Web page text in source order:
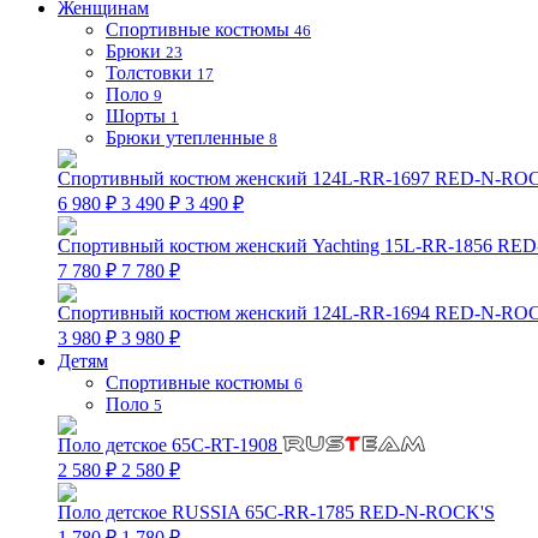
Женщинам
Спортивные костюмы 46
Брюки 23
Толстовки 17
Поло 9
Шорты 1
Брюки утепленные 8
Спортивный костюм женский 124L-RR-1697 RED-N-
6 980 ₽ 3 490 ₽ 3 490 ₽
Спортивный костюм женский Yachting 15L-RR-1856
7 780 ₽ 7 780 ₽
Спортивный костюм женский 124L-RR-1694 RED-N-
3 980 ₽ 3 980 ₽
Детям
Спортивные костюмы 6
Поло 5
Поло детское 65C-RT-1908
2 580 ₽ 2 580 ₽
Поло детское RUSSIA 65C-RR-1785 RED-N-ROCK'S